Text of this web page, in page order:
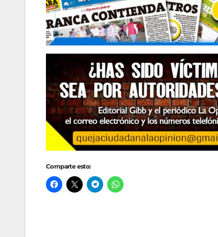
Comparte esto: